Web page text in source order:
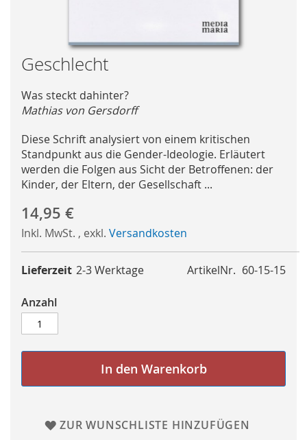
Skip
to
the
beginning
of
the
images
gallery
Geschlecht
Was steckt dahinter?
Mathias von Gersdorff
Diese Schrift analysiert von einem kritischen
Standpunkt aus die Gender-Ideologie. Erläutert
werden die Folgen aus Sicht der Betroffenen: der
Kinder, der Eltern, der Gesellschaft ...
14,95 €
Inkl. MwSt. , exkl. Versandkosten
ArtikelNr. 60-15-15
Lieferzeit 2-3 Werktage
Anzahl
In den Warenkorb
ZUR WUNSCHLISTE HINZUFÜGEN